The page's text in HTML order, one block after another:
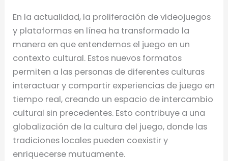
En la actualidad, la proliferación de videojuegos
y plataformas en línea ha transformado la
manera en que entendemos el juego en un
contexto cultural. Estos nuevos formatos
permiten a las personas de diferentes culturas
interactuar y compartir experiencias de juego en
tiempo real, creando un espacio de intercambio
cultural sin precedentes. Esto contribuye a una
globalización de la cultura del juego, donde las
tradiciones locales pueden coexistir y
enriquecerse mutuamente.